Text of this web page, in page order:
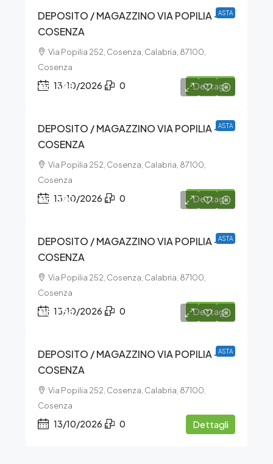
ASTA
DEPOSITO / MAGAZZINO VIA POPILIA –
COSENZA
Via Popilia 252, Cosenza, Calabria, 87100,
Cosenza
13/10/2026 0 Dettagli
ASTA
€3.675
DEPOSITO / MAGAZZINO VIA POPILIA –
COSENZA
Via Popilia 252, Cosenza, Calabria, 87100,
Cosenza
13/10/2026 0 Dettagli
ASTA
€3.870
DEPOSITO / MAGAZZINO VIA POPILIA –
COSENZA
Via Popilia 252, Cosenza, Calabria, 87100,
Cosenza
13/10/2026 0 Dettagli
ASTA
€5.288
DEPOSITO / MAGAZZINO VIA POPILIA –
COSENZA
Via Popilia 252, Cosenza, Calabria, 87100,
Cosenza
13/10/2026 0 Dettagli